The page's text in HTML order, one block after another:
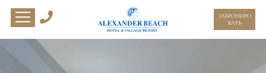
ЗАБРОНИРО
ВАТЬ